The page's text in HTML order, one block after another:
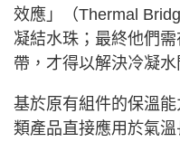
效應」（Thermal
凝結水珠；最終他們
帶，才得以解決冷凝水
基於原有組件的保溫
類產品直接應用於氣